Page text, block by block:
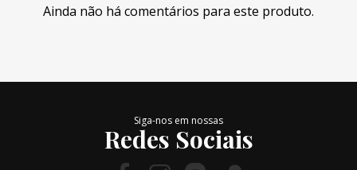
Ainda não há comentários para este produto.
Siga-nos em nossas
Redes Sociais